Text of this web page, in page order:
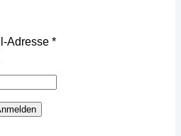
Adresse *Erforderlich